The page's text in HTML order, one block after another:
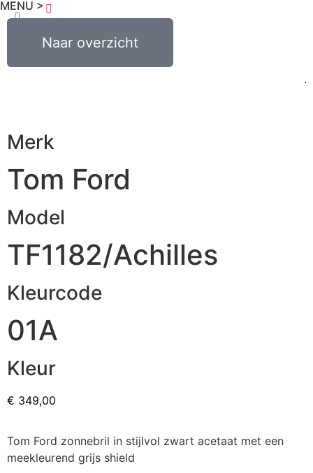
MENU >
Naar overzicht
0,00 0
Merk
Tom Ford
Model
TF1182/Achilles
Kleurcode
01A
Kleur
€ 349,00
Tom Ford zonnebril in stijlvol zwart acetaat met een
meekleurend grijs shield